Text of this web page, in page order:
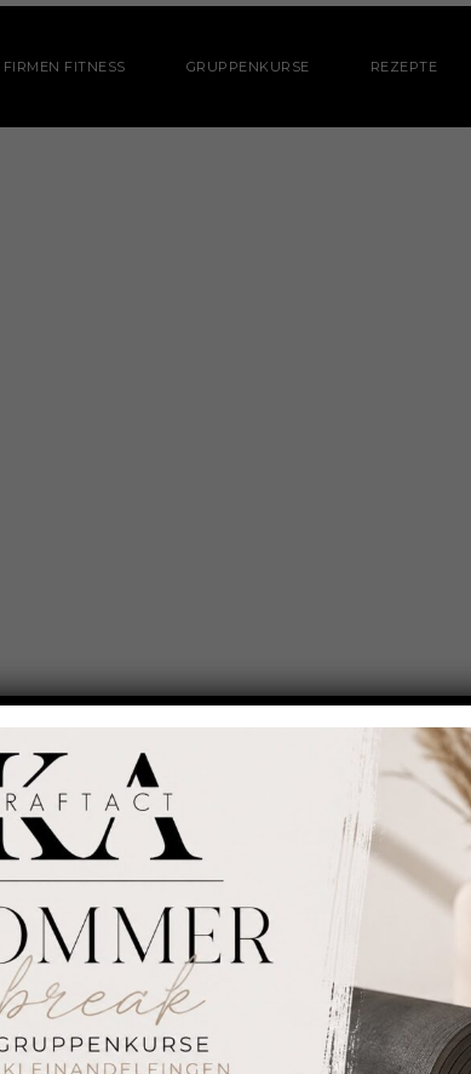
FIRMEN FITNESS GRUPPENKURSE REZEPTE
AUSBILDUNGEN
2021 Senior Personal Trainer SPTV
2020 Dipl. BODYBALANCE-Instruktor